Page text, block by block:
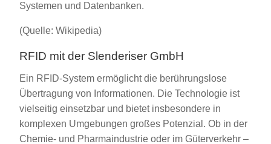
Systemen und Datenbanken.
(Quelle: Wikipedia)
RFID mit der Slenderiser GmbH
Ein RFID-System ermöglicht die berührungslose
Übertragung von Informationen. Die Technologie ist
vielseitig einsetzbar und bietet insbesondere in
komplexen Umgebungen großes Potenzial. Ob in der
Chemie- und Pharmaindustrie oder im Güterverkehr –